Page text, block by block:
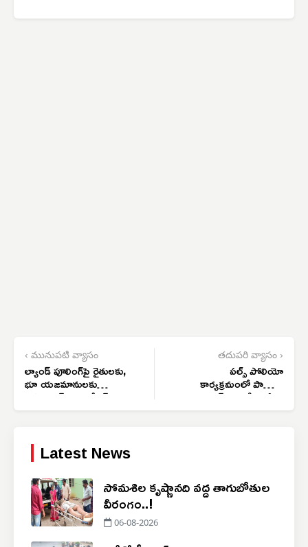
‹ మునుపటి వ్యాసం
ల్యాండ్ పూలింగ్‌పై రైతులకు,
భూ యజమానులకు
తహసిల్దార్ చంద్రశేఖర్
విజ్ఞప్తి
తదుపరి వ్యాసం ›
పల్స్ పోలియో
కార్యక్రమంలో పాల్గొన్న
నర్సాపూర్ ఎమ్మెల్యే సునీతా
రెడ్డి
Latest News
సోమశిల కృష్ణానది వద్ద తాగుబోతుల
వీరంగం..!
06-08-2026